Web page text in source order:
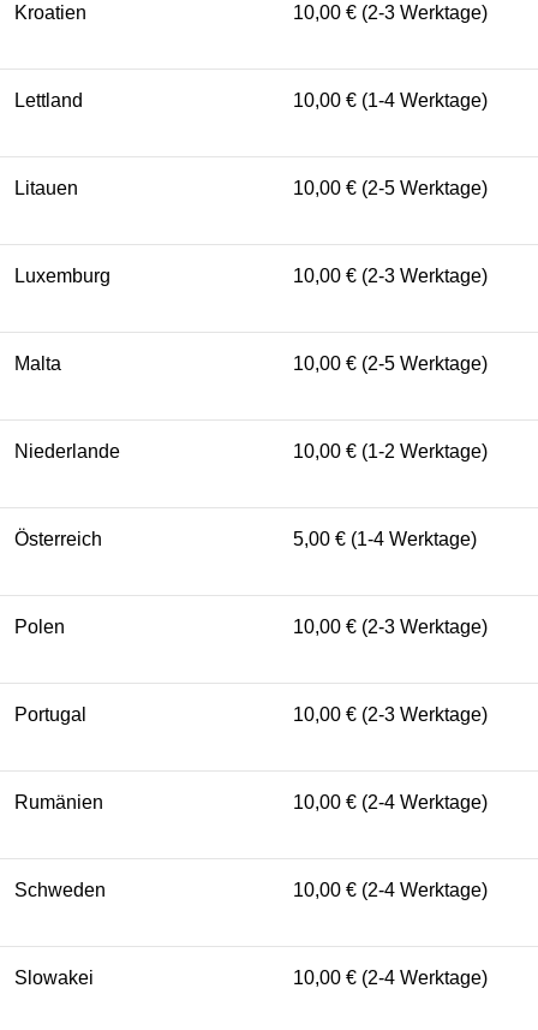
Kroatien 10,00 € (2-3 Werktage)
Lettland 10,00 € (1-4 Werktage)
Litauen 10,00 € (2-5 Werktage)
Luxemburg 10,00 € (2-3 Werktage)
Malta 10,00 € (2-5 Werktage)
Niederlande 10,00 € (1-2 Werktage)
Österreich 5,00 € (1-4 Werktage)
Polen 10,00 € (2-3 Werktage)
Portugal 10,00 € (2-3 Werktage)
Rumänien 10,00 € (2-4 Werktage)
Schweden 10,00 € (2-4 Werktage)
Slowakei 10,00 € (2-4 Werktage)